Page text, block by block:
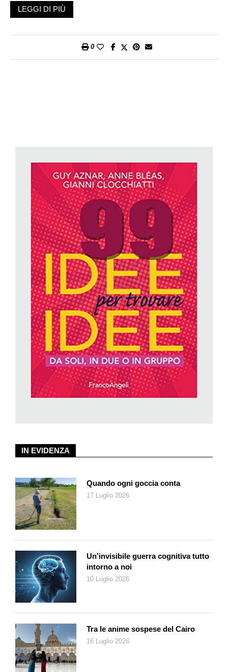
telefono.
Gianni Clocchiatti, come funziona la creatività?
problema oppure la difficoltà da risolvere sotto punti di vista
scelte. La creatività è metodo e tecnica, tutti quanti la
possediamo, semplicemente dobbiamo sospendere il giudizio.
Uno dei principali ostacoli, infatti, è il giudizio degli altri, perché
il mondo è pieno di chi dice: non si può fare, è una
sciocchezza, lascia perdere.
Come si può superare il giudizio degli altri?
Il giudizio è pericoloso, è il «killer» delle idee perché impedisce
che germoglino. Una tecnica che propongo nei miei seminari
per superare il giudizio è quella dei foglietti di carta. Lascio un
blocchetto in mezzo al tavolo e quando una persona
percepisce che qualcuno dei partecipanti ha espresso un
giudizio, una «killerata» come la chiamo io, è autorizzata ad
appallottolare un foglietto e a lanciarglielo addosso, senza
spiegazioni. È un modo buffo e scherzoso per dare un
feedback immediato e ha un’efficacia incredibile. Il primo
giorno di formazione volano foglietti in continuazione, mentre
dal secondo al terzo giorno il gioco finisce spontaneamente
perché si imparano a riformulare i pensieri togliendo il giudizio.
Lei è un docente di creatività. Come è nata questa
passione?
avessero più inventiva di altre, ho studiato le biografie di chi
eccelle, ho lavorato con i migliori al mondo cercando di
campo ho trovato il mio metodo. Si crede spesso che il
creativo abbia un talento nascosto, un dono innato, ma è una
mitologia: la creatività è democratica, semplicemente c’è chi
sa di averla e si diverte e chi non lo sa e si arrabbia. È
affascinante che ci sia un interstizio della società, ancora poco
esistono workshop, lezioni, corsi e incontri. Nei seminari
internazionali persone con formazioni molto diverse si
incontrano e sperimentano. Secondo me sono i momenti più
fertili e divertenti. Alla fine del libro faccio un elenco di queste
iniziative.
trovare nuove idee. Come funziona il metodo che prevede
di «invitare un personaggio di un romanzo o di una serie
TV»?
Si tratta di un metodo «a trasposizione». Se quando siamo di
LEGGI DI PIÙ
0
IN EVIDENZA
Quando ogni goccia conta
17 Luglio 2026
Un’invisibile guerra cognitiva tutto
intorno a noi
10 Luglio 2026
Tra le anime sospese del Cairo
16 Luglio 2026